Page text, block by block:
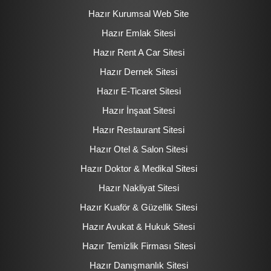
Hazır Kurumsal Web Site
Hazır Emlak Sitesi
Hazır Rent A Car Sitesi
Hazır Dernek Sitesi
Hazır E-Ticaret Sitesi
Hazır İnşaat Sitesi
Hazır Restaurant Sitesi
Hazır Otel & Salon Sitesi
Hazır Doktor & Medikal Sitesi
Hazır Nakliyat Sitesi
Hazır Kuaför & Güzellik Sitesi
Hazır Avukat & Hukuk Sitesi
Hazır Temizlik Firması Sitesi
Hazır Danışmanlık Sitesi